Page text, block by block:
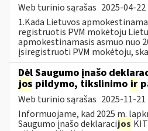
Web turinio sąrašas 2025-04-22
1.Kada Lietuvos
registruotis PVM mokėtoju
apmokestinamasis asmuo nuo
įsiregistruoti PVM mokėtoju,
Dėl Saugumo įnašo
jos pildymo, tikslinimo ir
Web turinio sąrašas 2025-11-21
Informuojame, kad 2025 m.
Saugumo įnašo deklaracijos